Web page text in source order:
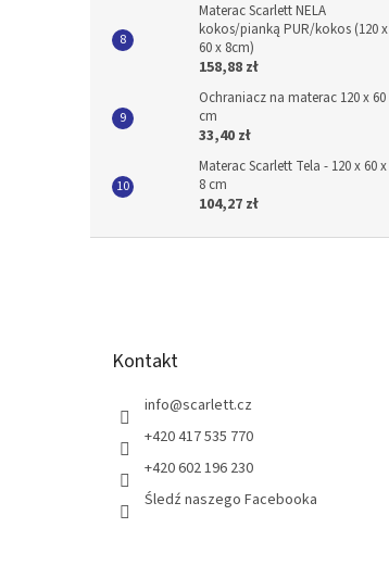
Materac Scarlett NELA
kokos/pianką PUR/kokos (120 x
60 x 8cm)
158,88 zł
Ochraniacz na materac 120 x 60
cm
33,40 zł
Materac Scarlett Tela - 120 x 60 x
8 cm
104,27 zł
Kontakt
info@scarlett.cz
+420 417 535 770
+420 602 196 230
Śledź naszego Facebooka